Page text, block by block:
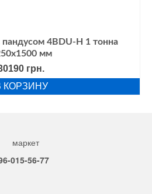
4BDU-Н 1 тонна
мм
грн.
КОРЗИНУ
015-56-77